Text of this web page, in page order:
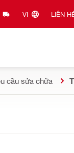
VI‎ LIÊN
cầu sửa chữa